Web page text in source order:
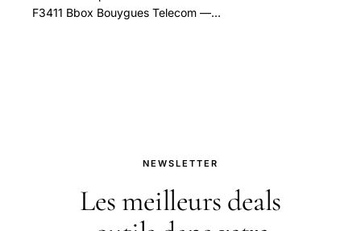
F3411 Bbox Bouygues Telecom —
NEWSLETTER
Les meilleurs deals